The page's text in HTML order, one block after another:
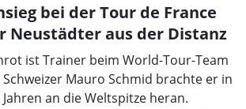
bei der Tour de France
Neustädter aus der Distanz
ist Trainer beim World-Tour-Team
Schweizer Mauro Schmid brachte er in
an die Weltspitze heran.